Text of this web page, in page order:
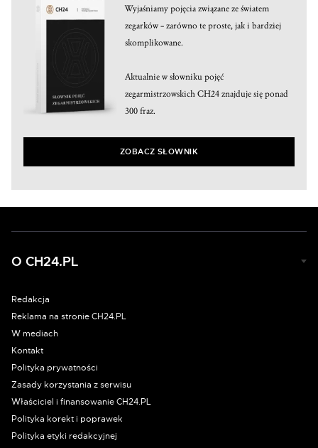
Wyjaśniamy pojęcia związane ze światem
zegarków – zarówno te proste, jak i bardziej
skomplikowane.
Aktualnie w słowniku pojęć
zegarmistrzowskich CH24 znajduje się ponad
300 fraz.
ZOBACZ SŁOWNIK
O CH24.PL
Redakcja
Reklama na stronie CH24.PL
W mediach
Kontakt
Polityka prywatności
Zasady korzystania z serwisu
Właściciel i finansowanie CH24.PL
Polityka korekt i poprawek
Polityka etyki redakcyjnej